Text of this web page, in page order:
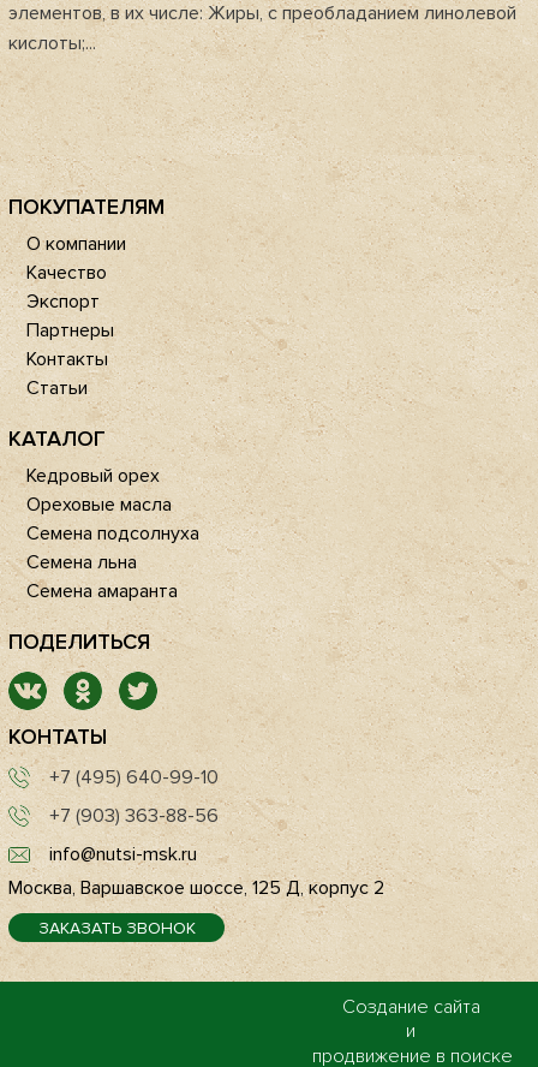
элементов, в их числе: Жиры, с преобладанием линолевой
кислоты;...
ПОКУПАТЕЛЯМ
О компании
Качество
Экспорт
Партнеры
Контакты
Статьи
КАТАЛОГ
Кедровый орех
Ореховые масла
Семена подсолнуха
Семена льна
Семена амаранта
ПОДЕЛИТЬСЯ
КОНТАТЫ
+7 (495) 640-99-10
+7 (903) 363-88-56
info@nutsi-msk.ru
Москва, Варшавское шоссе, 125 Д, корпус 2
ЗАКАЗАТЬ ЗВОНОК
Создание сайта
и
продвижение в поиске